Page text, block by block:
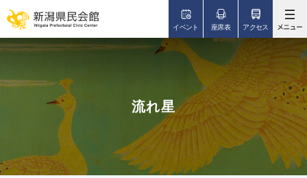
イベント 座席表 アクセス
流れ星